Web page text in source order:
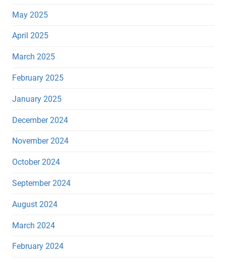
May 2025
April 2025
March 2025
February 2025
January 2025
December 2024
November 2024
October 2024
September 2024
August 2024
March 2024
February 2024